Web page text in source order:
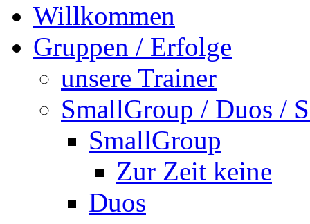
Willkommen
Gruppen / Erfolge
unsere Trainer
SmallGroup / Duos /
SmallGroup
Zur Zeit keine
Duos